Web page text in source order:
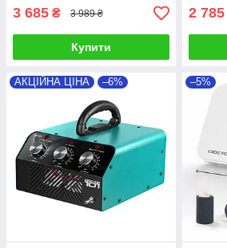
3 685 ₴ 3 989 ₴
Купити
2 785
АКЦІЙНА ЦІНА –6% –5%